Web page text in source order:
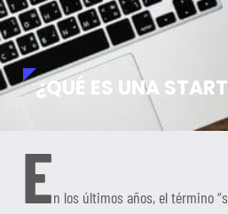
¿QUÉ ES UNA
En los últimos años, el término